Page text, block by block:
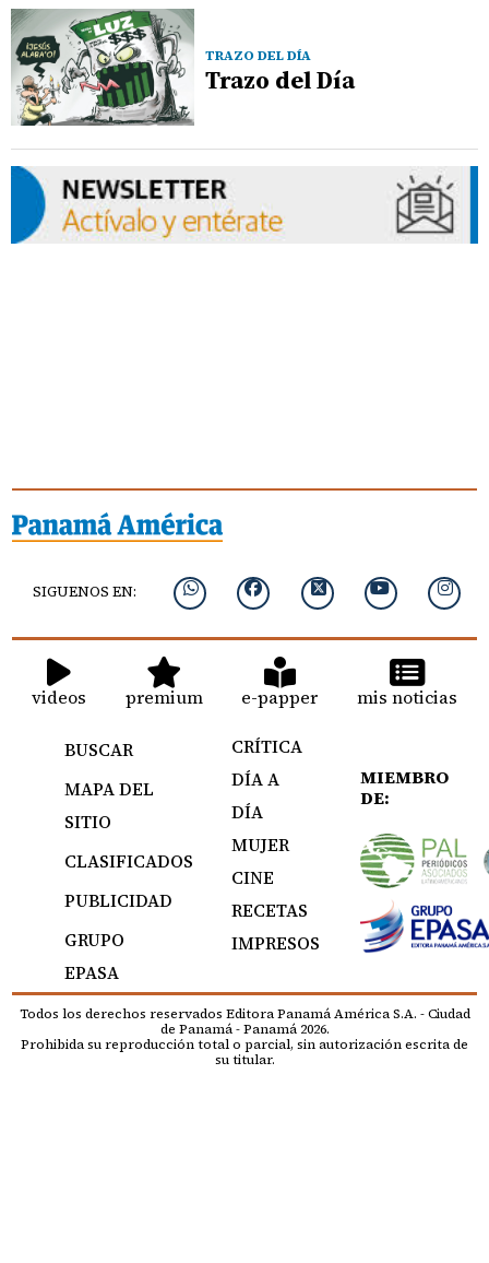
TRAZO DEL DÍA
Trazo del Día
SIGUENOS EN:
videos premium e-papper mis noticias
BUSCAR
MAPA DEL
SITIO
CLASIFICADOS
PUBLICIDAD
GRUPO
EPASA
CRÍTICA
DÍA A
DÍA
MUJER
CINE
RECETAS
IMPRESOS
MIEMBRO
DE:
Todos los derechos reservados Editora Panamá América S.A. - Ciudad
de Panamá - Panamá 2026.
Prohibida su reproducción total o parcial, sin autorización escrita de
su titular.